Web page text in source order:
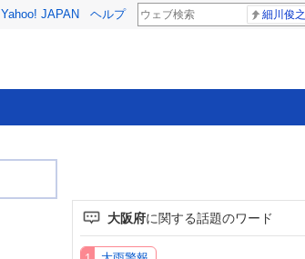
Yahoo! JAPAN ヘルプ 細川俊之
大阪府に関する話題のワード